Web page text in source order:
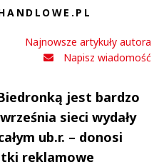
Najnowsze artykuły autora
Napisz wiadomość
jest bardzo
sieci wydały
ub.r. – donosi
reklamowe